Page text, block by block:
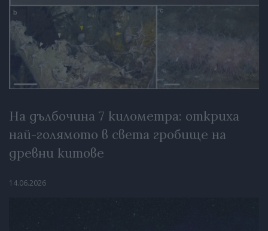
На дълбочина 7 километра: откриха
най-голямото в света гробище на
древни китове
14.06.2026